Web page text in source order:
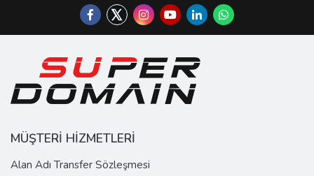
MÜŞTERİ HİZMETLERİ
Alan Adı Transfer Sözleşmesi